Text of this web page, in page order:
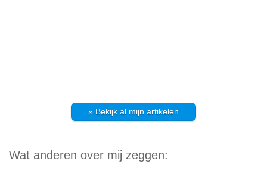
» Bekijk al mijn artikelen
Wat anderen over mij zeggen: